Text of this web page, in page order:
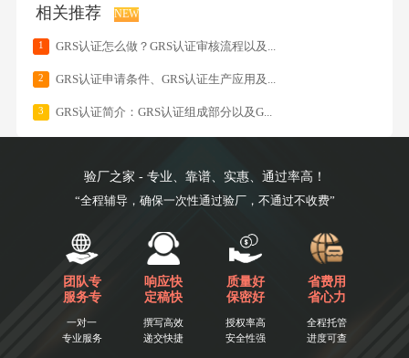
相关推荐 NEW
1 GRS认证怎么做？GRS认证审核流程以及...
2 GRS认证申请条件、GRS认证生产应用及...
3 GRS认证简介：GRS认证组成部分以及G...
验厂之家 - 专业、靠谱、实惠、通过率高！
“全程辅导，确保一次性通过验厂，不通过不收费”
团队专
服务专
一对一
专业服务
响应快
定稿快
撰写高效
递交快捷
质量好
保密好
授权率高
安全性强
省费用
省心力
全程托管
进度可查